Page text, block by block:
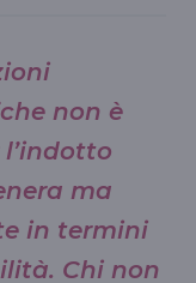
non è
ma
in termini
Chi non